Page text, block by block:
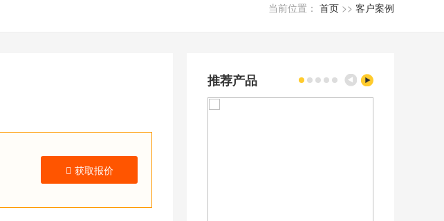
当前位置： 首页 >> 客户案例
获取报价
推荐产品